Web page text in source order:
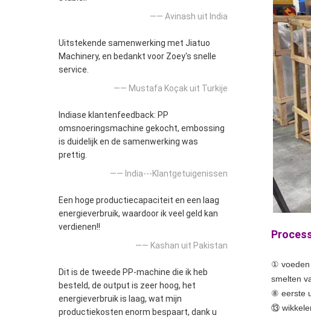
—— Avinash uit India
Uitstekende samenwerking met Jiatuo
Machinery, en bedankt voor Zoey's snelle
service.
—— Mustafa Koçak uit Turkije
Indiase klantenfeedback: PP
omsnoeringsmachine gekocht, embossing
is duidelijk en de samenwerking was
prettig.
—— India---Klantgetuigenissen
Een hoge productiecapaciteit en een laag
energieverbruik, waardoor ik veel geld kan
verdienen!!
—— Kashan uit Pakistan
Dit is de tweede PP-machine die ik heb
besteld, de output is zeer hoog, het
energieverbruik is laag, wat mijn
productiekosten enorm bespaart, dank u
①
smelten
⑧ eerste
⑬